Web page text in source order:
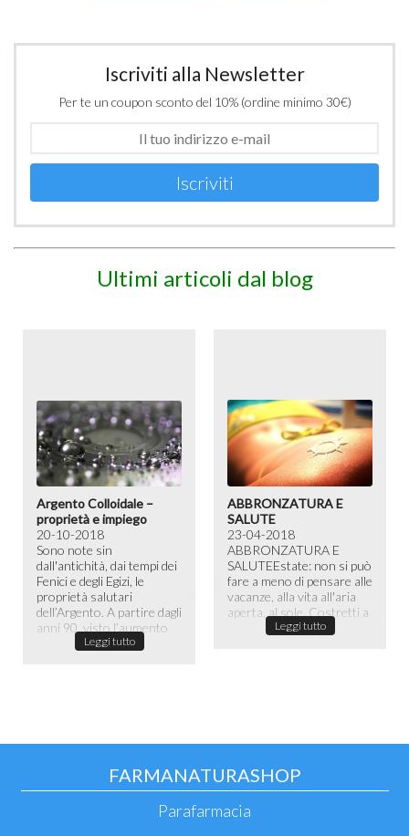
Iscriviti alla Newsletter
Per te un coupon sconto del 10% (ordine minimo 30€)
Iscriviti
Ultimi articoli dal blog
Argento Colloidale –
proprietà e impiego
20-10-2018
Sono note sin
dall'antichità, dai tempi dei
Fenici e degli Egizi, le
proprietà salutari
dell’Argento. A partire dagli
anni 90, visto l’aumento
Leggi tutto
ABBRONZATURA E
SALUTE
23-04-2018
ABBRONZATURA E
SALUTE​ Estate: non si può
fare a meno di pensare alle
vacanze, alla vita all'aria
aperta, al sole. Costretti a
passare la maggior ...
Leggi tutto
FARMANATURASHOP
Parafarmacia